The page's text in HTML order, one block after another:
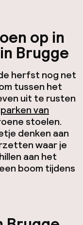
op in
Brugge
herfst nog net
tussen het
uit te rusten
parken van
stoelen.
denken aan
waar je
aan het
boom tijdens